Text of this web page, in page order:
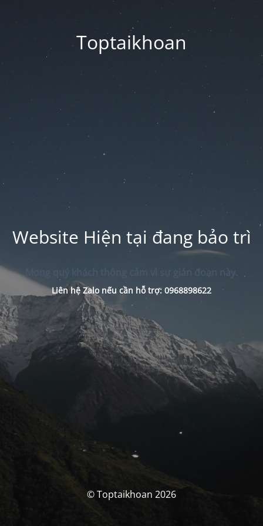
Toptaikhoan
Website Hiện tại đang bảo trì
Mong quý khách thông cảm vì sự gián đoạn này.
Liên hệ Zalo nếu cần hỗ trợ: 0968898622
© Toptaikhoan 2026